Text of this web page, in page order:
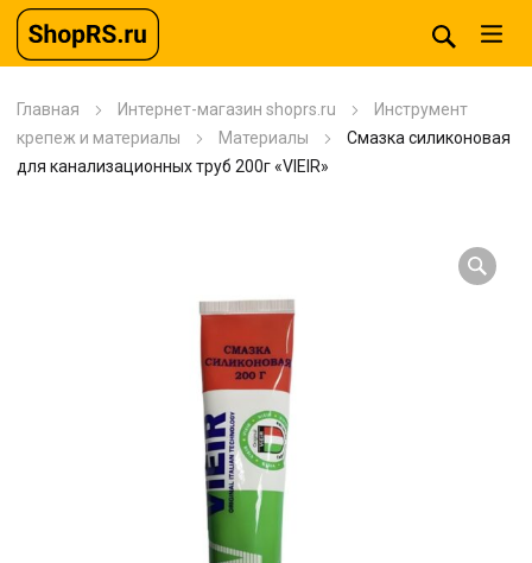
Главная Интернет-магазин shoprs.ru
Инструмент
крепеж и материалы
Материалы
Смазка силиконовая
для канализационных труб 200г «VIEIR»